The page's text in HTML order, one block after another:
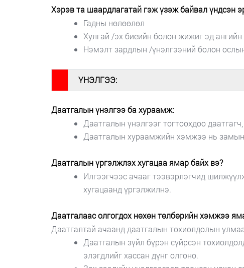
Хэрэв та шаардлагатай гэж үзэж байвал үндсэн
Гадны нөлөөлөл
Хулгай /эх биеийн болон жижиг эд ангийн
Нэмэлт зардлын /үнэлгээний болон
ҮНЭЛГЭЭ:
Даатгалын үнэлгээ ба хураамж:
Даатгалын үнэлгээг тогтоохдоо
Даатгалын хураамжийн хэмжээ нь замын
Даатгалын үргэлжлэх хугацаа ямар байх вэ?
Илгээгчээс ачааг тээвэрлэгчид
хугацаанд үргэлжилнэ.
Даатгалаас олгогдох нөхөн төлбөрийн хэмжээ
Даатгалтай ачаанд даатгалын тохиолдолын
Даатгалын зүйл бүрэн сүйрсэн
элэгдлийг хассан дүнг олгоно.